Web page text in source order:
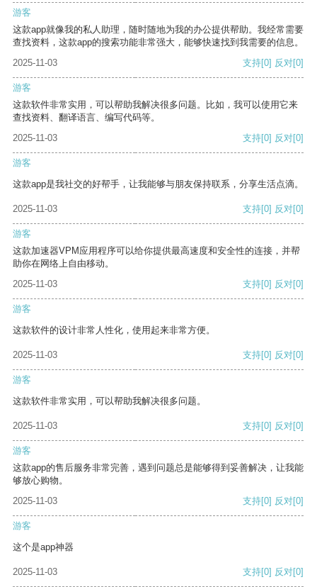
游客
这款app就像我的私人助理，随时随地为我的办公提供帮助。我经常需要
查找资料，这款app的搜索功能非常强大，能够快速找到我需要的信息。
2025-11-03
支持[0] 反对[0]
游客
这款软件非常实用，可以帮助我解决很多问题。比如，我可以使用它来
查找资料、翻译语言、编写代码等。
2025-11-03
支持[0] 反对[0]
游客
这款app是我社交的好帮手，让我能够与朋友保持联系，分享生活点滴。
2025-11-03 支持[0] 反对[0]
游客
这款加速器VPM应用程序可以给你提供最高速度和安全性的连接，并帮
助你在网络上自由移动。
2025-11-03
支持[0] 反对[0]
游客
这款软件的设计非常人性化，使用起来非常方便。
2025-11-03 支持[0] 反对[0]
游客
这款软件非常实用，可以帮助我解决很多问题。
2025-11-03 支持[0] 反对[0]
游客
这款app的售后服务非常完善，遇到问题总是能够得到妥善解决，让我能
够放心购物。
2025-11-03
支持[0] 反对[0]
游客
这个是app神器
2025-11-03 支持[0] 反对[0]